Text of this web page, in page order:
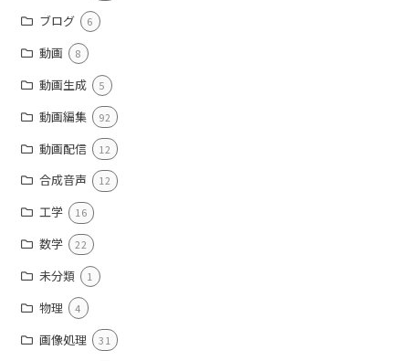
ブログ 6
動画 8
動画生成 5
動画編集 92
動画配信 12
合成音声 12
工学 16
数学 22
未分類 1
物理 4
画像処理 31